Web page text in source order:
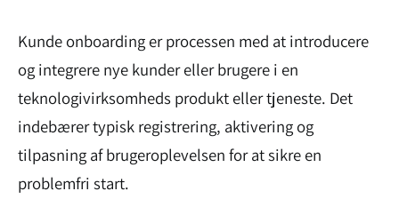
Kunde onboarding er processen med at introducere
og integrere nye kunder eller brugere i en
teknologivirksomheds produkt eller tjeneste. Det
indebærer typisk registrering, aktivering og
tilpasning af brugeroplevelsen for at sikre en
problemfri start.